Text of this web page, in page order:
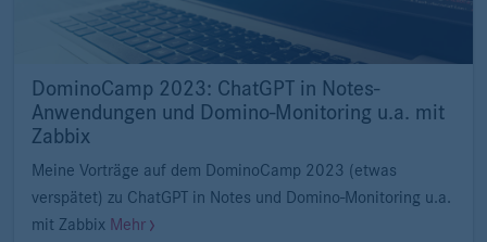
DominoCamp 2023: ChatGPT in Notes-
Anwendungen und Domino-Monitoring u.a. mit
Zabbix
Meine Vorträge auf dem DominoCamp 2023 (etwas
verspätet) zu ChatGPT in Notes und Domino-Monitoring u.a.
mit Zabbix Mehr